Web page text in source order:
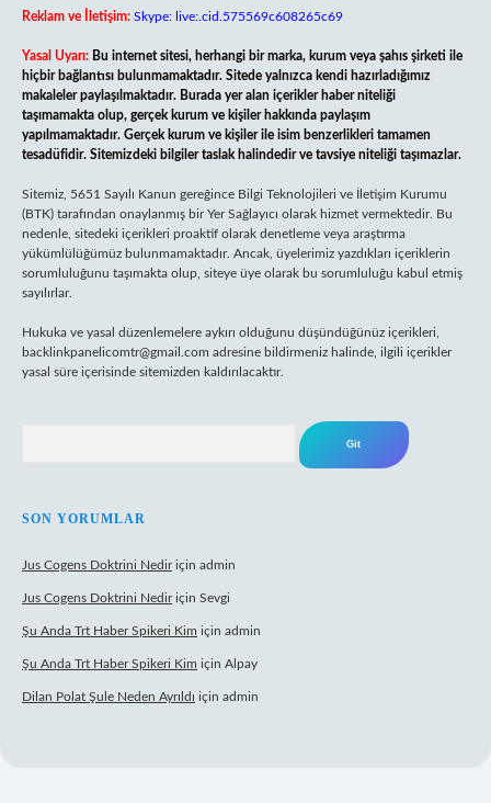
Reklam ve İletişim: Skype: live:.cid.575569c608265c69
Yasal Uyarı: Bu internet sitesi, herhangi bir marka, kurum veya şahıs şirketi ile
hiçbir bağlantısı bulunmamaktadır. Sitede yalnızca kendi hazırladığımız
makaleler paylaşılmaktadır. Burada yer alan içerikler haber niteliği
taşımamakta olup, gerçek kurum ve kişiler hakkında paylaşım
yapılmamaktadır. Gerçek kurum ve kişiler ile isim benzerlikleri tamamen
tesadüfidir. Sitemizdeki bilgiler taslak halindedir ve tavsiye niteliği taşımazlar.
Sitemiz, 5651 Sayılı Kanun gereğince Bilgi Teknolojileri ve İletişim Kurumu
(BTK) tarafından onaylanmış bir Yer Sağlayıcı olarak hizmet vermektedir. Bu
nedenle, sitedeki içerikleri proaktif olarak denetleme veya araştırma
yükümlülüğümüz bulunmamaktadır. Ancak, üyelerimiz yazdıkları içeriklerin
sorumluluğunu taşımakta olup, siteye üye olarak bu sorumluluğu kabul etmiş
sayılırlar.
Hukuka ve yasal düzenlemelere aykırı olduğunu düşündüğünüz içerikleri,
backlinkpanelicomtr@gmail.com adresine bildirmeniz halinde, ilgili içerikler
yasal süre içerisinde sitemizden kaldırılacaktır.
SON YORUMLAR
Jus Cogens Doktrini Nediriçin admin
Jus Cogens Doktrini Nediriçin Sevgi
Şu Anda Trt Haber Spikeri Kim için admin
Şu Anda Trt Haber Spikeri Kim için Alpay
Dilan Polat Şule Neden Ayrıldı için admin